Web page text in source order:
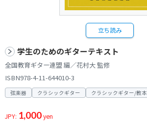
立ち読み
学生のためのギターテキスト
全国教育ギター連盟 編／花村大 監修
ISBN978-4-11-644010-3
弦楽器 クラシックギター クラシックギター/教本
JPY: 1,000yen